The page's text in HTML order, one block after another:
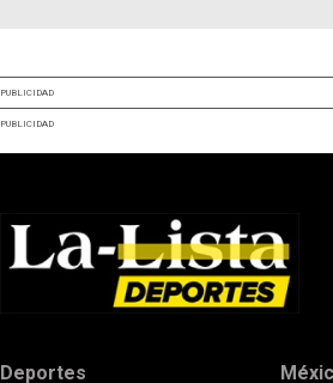
PUBLICIDAD
PUBLICIDAD
Deportes